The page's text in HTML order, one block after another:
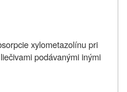
xylometazolínu pri
podávanými inými